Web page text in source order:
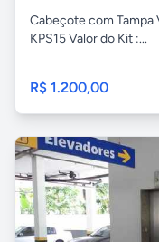
Cabeçote com Tampa
KPS15 Valor do Kit :...
R$ 1.200,00